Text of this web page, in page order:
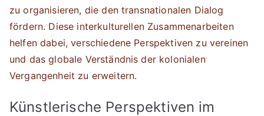
zu organisieren, die den transnationalen Dialog
fördern. Diese interkulturellen Zusammenarbeiten
helfen dabei, verschiedene Perspektiven zu vereinen
und das globale Verständnis der kolonialen
Vergangenheit zu erweitern.
Künstlerische Perspektiven im